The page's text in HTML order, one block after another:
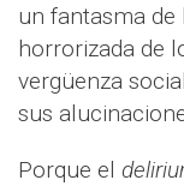
un fantasma de
horrorizada de
vergüenza
sus
Porque el